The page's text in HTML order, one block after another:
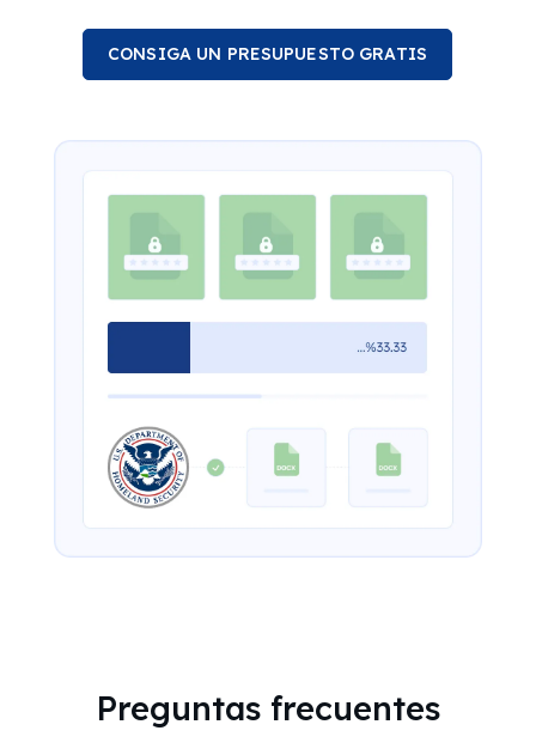
CONSIGA UN PRESUPUESTO GRATIS
Preguntas frecuentes